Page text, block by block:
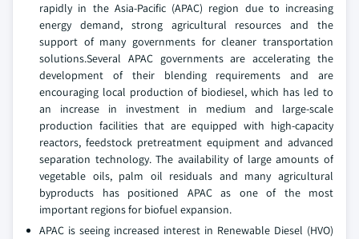
rapidly in the Asia-Pacific (APAC) region due to increasing
energy demand, strong agricultural resources and the
support of many governments for cleaner transportation
solutions.Several APAC governments are accelerating the
development of their blending requirements and are
encouraging local production of biodiesel, which has led to
an increase in investment in medium and large-scale
production facilities that are equipped with high-capacity
reactors, feedstock pretreatment equipment and advanced
separation technology. The availability of large amounts of
vegetable oils, palm oil residuals and many agricultural
byproducts has positioned APAC as one of the most
important regions for biofuel expansion.
APAC is seeing increased interest in Renewable Diesel (HVO)